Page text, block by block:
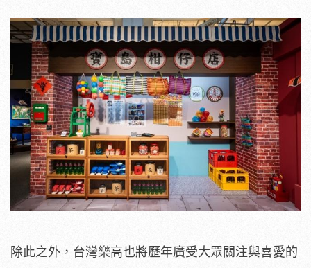
除此之外，台灣樂高也將歷年廣受大眾關注與喜愛的